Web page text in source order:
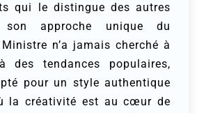
qui le distingue des autres
son approche unique du
n’a jamais cherché à
des tendances populaires,
pour un style authentique
la créativité est au cœur de